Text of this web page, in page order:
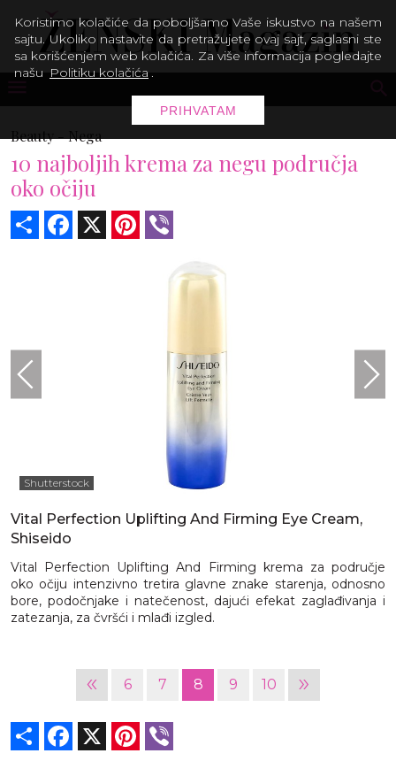
Beauty -Nega
10 najboljih krema za negu područja
oko očiju
Share Facebook Pinterest
Shutterstock
Vital Perfection Uplifting And Firming Eye Cream,
Shiseido
Vital Perfection Uplifting And Firming krema za područje
oko očiju intenzivno tretira glavne znake starenja, odnosno
bore, podočnjake i natečenost, dajući efekat zaglađivanja i
zatezanja, za čvršći i mlađi izgled.
« 6 7 8 9 10 »
Share Facebook Pinterest
Koristimo kolačiće da poboljšamo Vaše iskustvo na našem
sajtu. Ukoliko nastavite da pretražujete ovaj sajt, saglasni ste
sa korišćenjem web kolačića. Za više informacija pogledajte
našu Politiku kolačića .
PRIHVATAM